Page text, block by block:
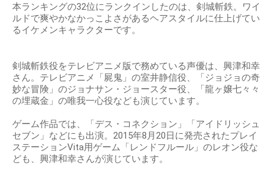
本ランキングの32位にランクインしたのは、剣城斬鉄。ワイ
ルドで爽やかなかっこよさがあるヘアスタイルに仕上げてい
るイケメンキャラクターです。
剣城斬鉄役をテレビアニメ版で務めている声優は、興津和幸
さん。テレビアニメ「屍鬼」の室井静信役、「ジョジョの奇
妙な冒険」のジョナサン・ジョースター役、「龍ヶ嬢七々々
の埋蔵金」の唯我一心役なども演じています。
ゲーム作品では、「デス・コネクション」「アイドリッシュ
セブン」などにも出演。2015年8月20日に発売されたプレイ
ステーションVita用ゲーム「レンドフルール」のレオン役な
ども、興津和幸さんが演じています。